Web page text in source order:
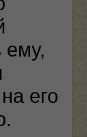
ему,
его